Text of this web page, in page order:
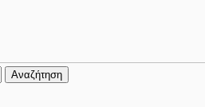
Αναζήτηση